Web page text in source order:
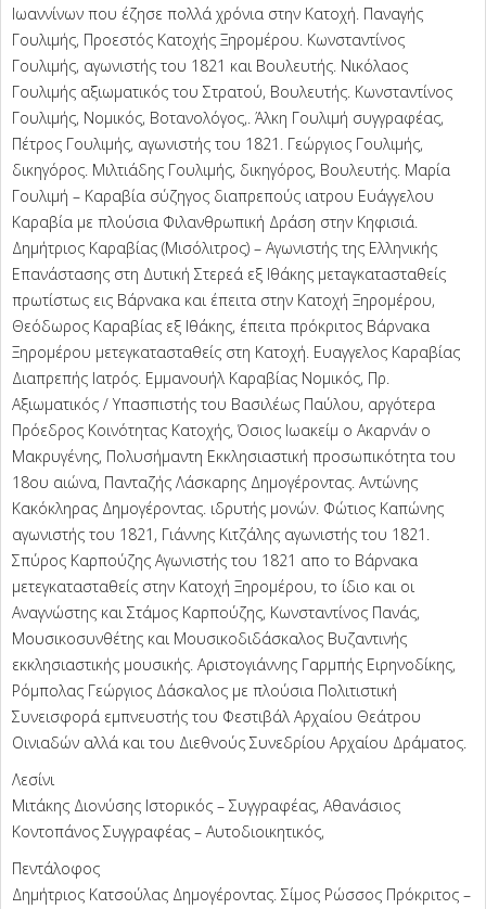
Ιωαννίνων που έζησε πολλά χρόνια στην Κατοχή. Παναγής
Γουλιμής, Προεστός Κατοχής Ξηρομέρου. Κωνσταντίνος
Γουλιμής, αγωνιστής του 1821 και Βουλευτής. Νικόλαος
Γουλιμής αξιωματικός του Στρατού, Βουλευτής. Κωνσταντίνος
Γουλιμής, Νομικός, Βοτανολόγος,. Άλκη Γουλιμή συγγραφέας,
Πέτρος Γουλιμής, αγωνιστής του 1821. Γεώργιος Γουλιμής,
δικηγόρος. Μιλτιάδης Γουλιμής, δικηγόρος, Βουλευτής. Μαρία
Γουλιμή – Καραβία σύζηγος διαπρεπούς ιατρου Ευάγγελου
Καραβία με πλούσια Φιλανθρωπική Δράση στην Κηφισιά.
Δημήτριος Καραβίας (Μισόλιτρος) – Αγωνιστής της Ελληνικής
Επανάστασης στη Δυτική Στερεά εξ Ιθάκης μεταγκατασταθείς
πρωτίστως εις Βάρνακα και έπειτα στην Κατοχή Ξηρομέρου,
Θεόδωρος Καραβίας εξ Ιθάκης, έπειτα πρόκριτος Βάρνακα
Ξηρομέρου μετεγκατασταθείς στη Κατοχή. Ευαγγελος Καραβίας
Διαπρεπής Ιατρός. Εμμανουήλ Καραβίας Νομικός, Πρ.
Αξιωματικός / Υπασπιστής του Βασιλέως Παύλου, αργότερα
Πρόεδρος Κοινότητας Κατοχής, Όσιος Ιωακείμ ο Ακαρνάν ο
Μακρυγένης, Πολυσήμαντη Εκκλησιαστική προσωπικότητα του
18ου αιώνα, Πανταζής Λάσκαρης Δημογέροντας. Αντώνης
Κακόκληρας Δημογέροντας. ιδρυτής μονών. Φώτιος Καπώνης
αγωνιστής του 1821, Γιάννης Κιτζάλης αγωνιστής του 1821.
Σπύρος Καρπούζης Αγωνιστής του 1821 απο το Βάρνακα
μετεγκατασταθείς στην Κατοχή Ξηρομέρου, το ίδιο και οι
Αναγνώστης και Στάμος Καρπούζης, Κωνσταντίνος Πανάς,
Μουσικοσυνθέτης και Μουσικοδιδάσκαλος Βυζαντινής
εκκλησιαστικής μουσικής. Αριστογιάννης Γαρμπής Ειρηνοδίκης,
Ρόμπολας Γεώργιος Δάσκαλος με πλούσια Πολιτιστική
Συνεισφορά εμπνευστής του Φεστιβάλ Αρχαίου Θεάτρου
Οινιαδών αλλά και του Διεθνούς Συνεδρίου Αρχαίου Δράματος.
Λεσίνι
Μιτάκης Διονύσης Ιστορικός – Συγγραφέας, Αθανάσιος
Κοντοπάνος Συγγραφέας – Αυτοδιοικητικός,
Πεντάλοφος
Δημήτριος Κατσούλας Δημογέροντας. Σίμος Ρώσσος Πρόκριτος –